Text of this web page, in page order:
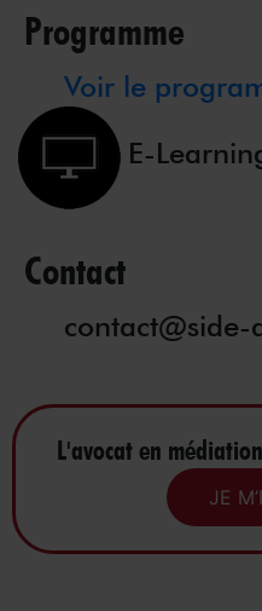
Programme
Voir le
E-
Contact
contact@side-
L'avocat en
JE